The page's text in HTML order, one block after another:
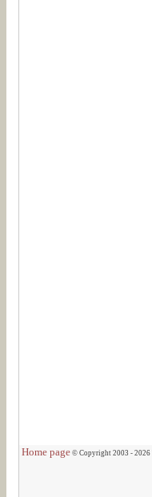
Home page © Copyright 2003 -